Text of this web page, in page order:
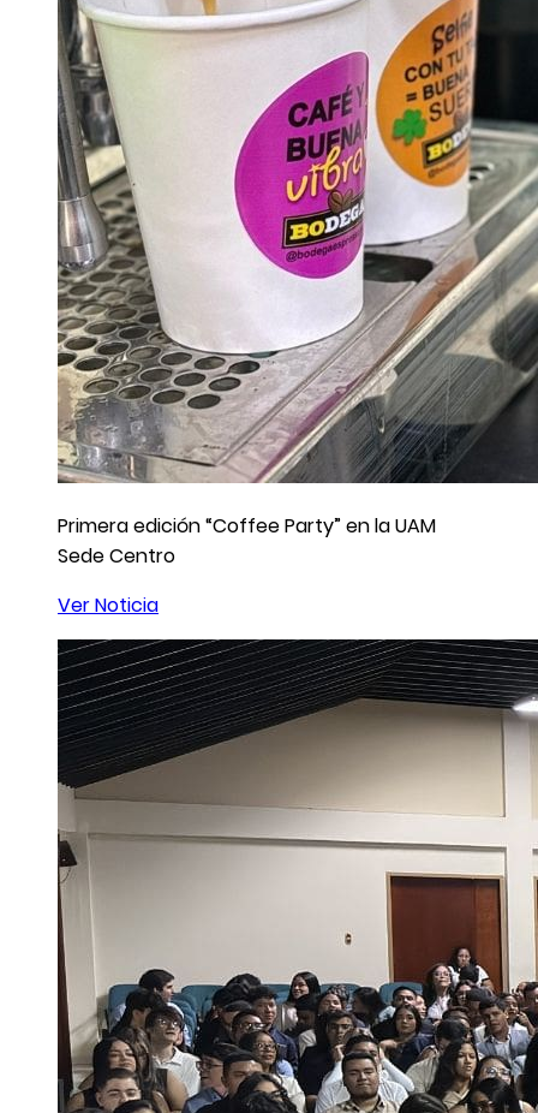
Primera edición “Coffee Party” en la UAM
Sede Centro
Ver Noticia